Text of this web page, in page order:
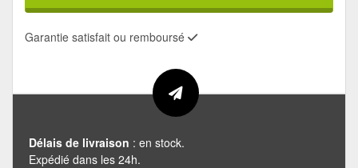
Garantie satisfait ou remboursé
Délais de livraison : en stock.
Expédié dans les 24h.